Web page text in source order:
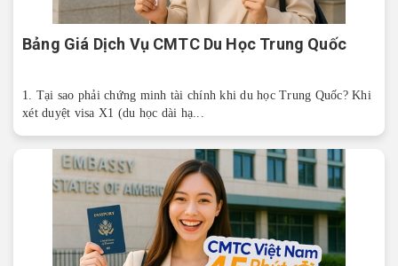
Bảng Giá Dịch Vụ CMTC Du Học Trung Quốc
1. Tại sao phải chứng minh tài chính khi du học Trung Quốc? Khi
xét duyệt visa X1 (du học dài hạ...